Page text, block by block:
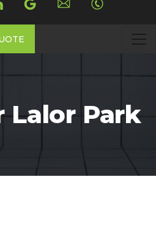
Lalor Park